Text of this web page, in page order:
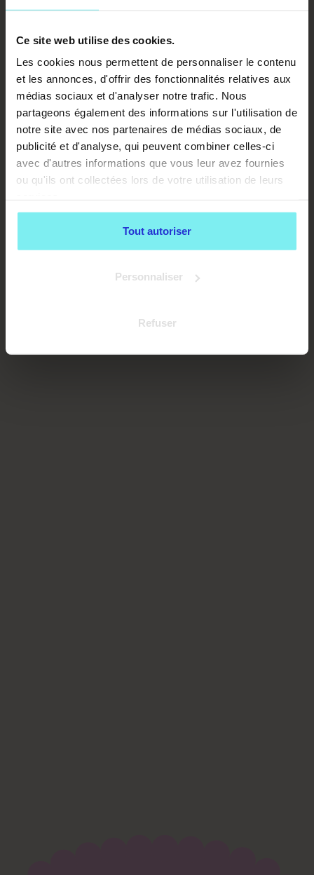
Ce site web utilise des cookies.
Les cookies nous permettent de personnaliser le contenu
et les annonces, d'offrir des fonctionnalités relatives aux
médias sociaux et d'analyser notre trafic. Nous
partageons également des informations sur l'utilisation de
notre site avec nos partenaires de médias sociaux, de
publicité et d'analyse, qui peuvent combiner celles-ci
avec d'autres informations que vous leur avez fournies
ou qu'ils ont collectées lors de votre utilisation de leurs
Tout autoriser
Personnaliser
Refuser